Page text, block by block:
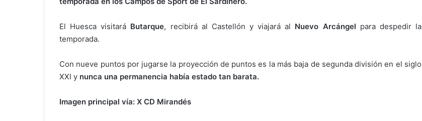
El Huesca visitará Butarque, recibirá al Castellón y viajará al Nuevo Arcángel para despedir la
temporada.
Con nueve puntos por jugarse la proyección de puntos es la más baja de segunda división en el siglo
XXI y nunca una permanencia había estado tan barata.
Imagen principal vía: X CD Mirandés